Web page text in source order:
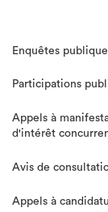
Enquêtes
Participations
Appels à
d'intérêt
Avis de
Appels à